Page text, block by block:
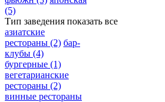
(5)
Тип заведения показать все
азиатские
рестораны (2) бар-
клубы (4)
бургерные (1)
вегетарианские
рестораны (2)
винные рестораны